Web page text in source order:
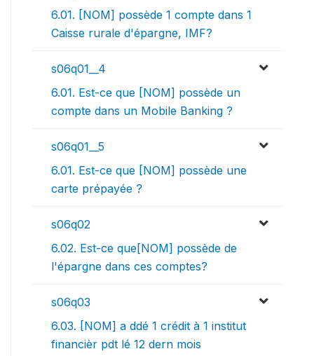
6.01. [NOM] possède 1 compte dans 1
Caisse rurale d'épargne, IMF?
s06q01__4
6.01. Est-ce que [NOM] possède un
compte dans un Mobile Banking ?
s06q01__5
6.01. Est-ce que [NOM] possède une
carte prépayée ?
s06q02
6.02. Est-ce que[NOM] possède de
l'épargne dans ces comptes?
s06q03
6.03. [NOM] a ddé 1 crédit à 1 institut
financièr pdt lé 12 dern mois